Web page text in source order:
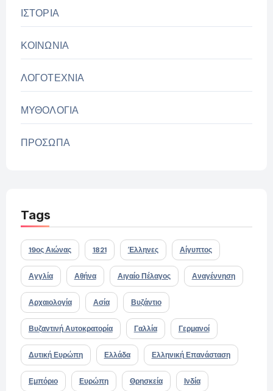
ΙΣΤΟΡΙΑ
ΚΟΙΝΩΝΙΑ
ΛΟΓΟΤΕΧΝΙΑ
ΜΥΘΟΛΟΓΙΑ
ΠΡΟΣΩΠΑ
Tags
19ος Αιώνας 1821 Έλληνες Αίγυπτος
Αγγλία Αθήνα Αιγαίο Πέλαγος Αναγέννηση
Αρχαιολογία Ασία Βυζάντιο
Βυζαντινή Αυτοκρατορία Γαλλία Γερμανοί
Δυτική Ευρώπη Ελλάδα Ελληνική Επανάσταση
Εμπόριο Ευρώπη Θρησκεία Ινδία